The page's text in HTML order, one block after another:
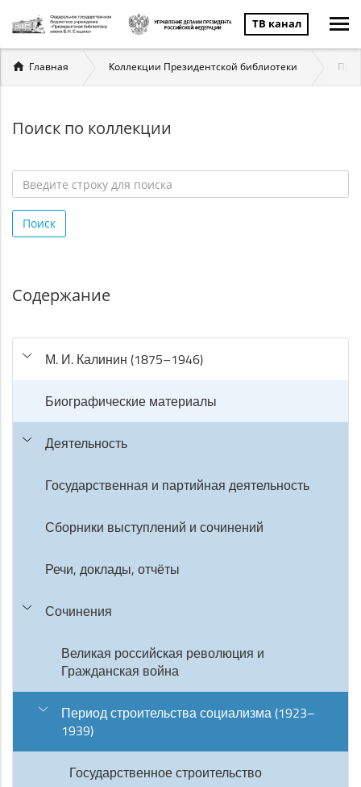
ТВ канал
Вы
здесь
Главная Коллекции Президентской библиотеки
Поиск по коллекции
строку
для
Поиск
Содержание
М. И. Калинин (1875–1946)
Биографические материалы
Деятельность
Государственная и партийная деятельность
Сборники выступлений и сочинений
Речи, доклады, отчёты
Сочинения
Великая российская революция и
Гражданская война
Период строительства социализма (1923–
1939)
Государственное строительство